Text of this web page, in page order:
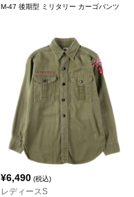
M-47 後期型 ミリタリー カーゴパンツ
¥6,490 (税込)
レディースS